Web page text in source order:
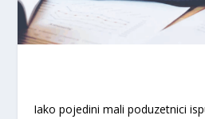
Iako pojedini mali poduzetnici